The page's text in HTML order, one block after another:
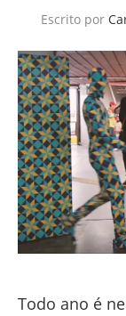
Escrito por
Todo ano é